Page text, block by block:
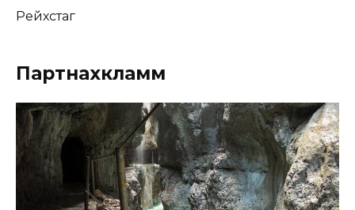
Рейхстаг
Партнахкламм